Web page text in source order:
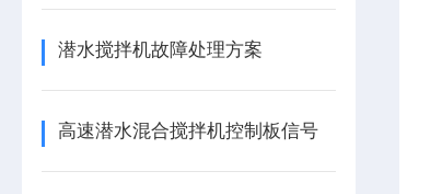
潜水搅拌机故障处理方案
高速潜水混合搅拌机控制板信号